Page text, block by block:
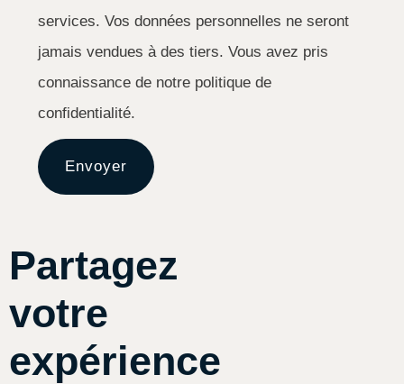
services. Vos données personnelles ne seront
jamais vendues à des tiers. Vous avez pris
connaissance de notre politique de
confidentialité.
Envoyer
Partagez
votre
expérience